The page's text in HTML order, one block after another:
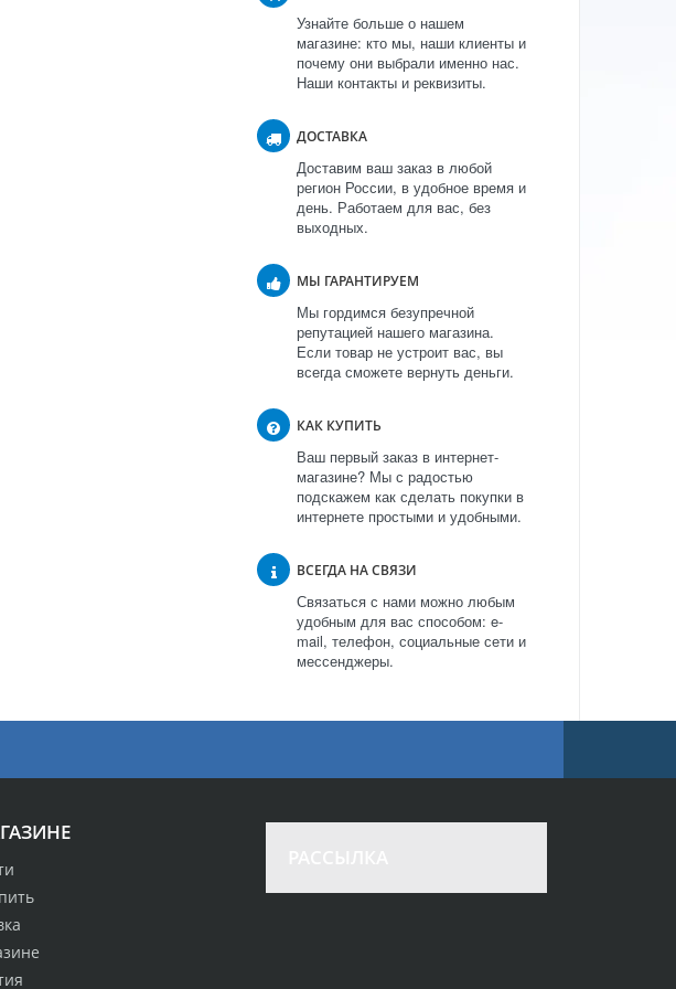
Узнайте больше о нашем
магазине: кто мы, наши клиенты и
почему они выбрали именно нас.
Наши контакты и реквизиты.
ДОСТАВКА
Доставим ваш заказ в любой
регион России, в удобное время и
день. Работаем для вас, без
выходных.
МЫ ГАРАНТИРУЕМ
Мы гордимся безупречной
репутацией нашего магазина.
Если товар не устроит вас, вы
всегда сможете вернуть деньги.
КАК КУПИТЬ
Ваш первый заказ в интернет-
магазине? Мы с радостью
подскажем как сделать покупки в
интернете простыми и удобными.
ВСЕГДА НА СВЯЗИ
Связаться с нами можно любым
удобным для вас способом: e-
mail, телефон, социальные сети и
мессенджеры.